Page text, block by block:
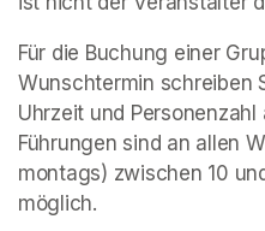
Für die Buchung einer
Wunschtermin schreiben
Uhrzeit und
Führungen sind an allen
montags) zwischen 10
möglich.